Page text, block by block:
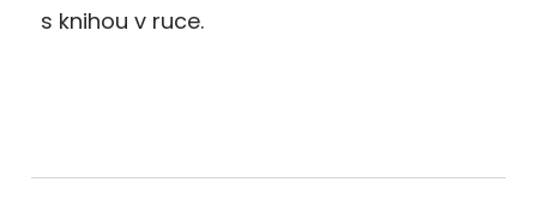
s knihou v ruce.